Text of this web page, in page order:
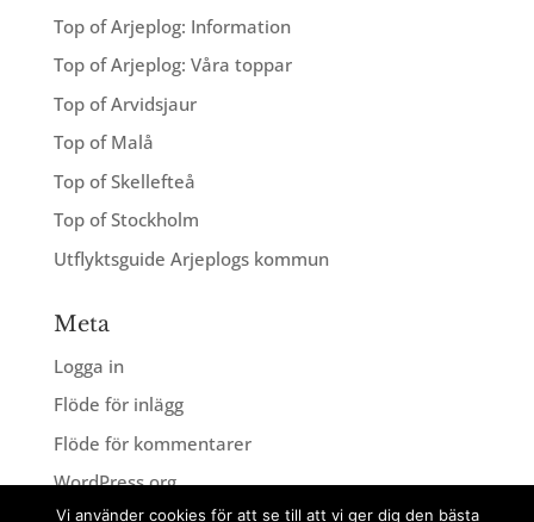
Top of Arjeplog: Information
Top of Arjeplog: Våra toppar
Top of Arvidsjaur
Top of Malå
Top of Skellefteå
Top of Stockholm
Utflyktsguide Arjeplogs kommun
Meta
Logga in
Flöde för inlägg
Flöde för kommentarer
WordPress.org
Vi använder cookies för att se till att vi ger dig den bästa